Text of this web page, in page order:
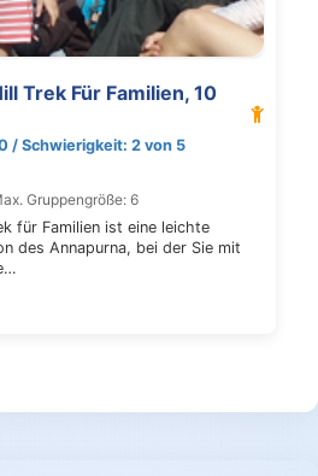
Trek Für Familien, 10
/ Schwierigkeit: 2 von 5
Gruppengröße: 6
für Familien ist eine leichte
des Annapurna, bei der Sie mit